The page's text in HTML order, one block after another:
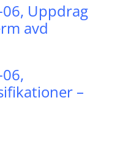
Uppdrag
avd
–